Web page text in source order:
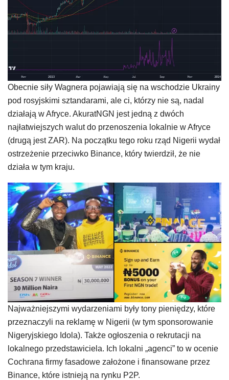
Obecnie siły Wagnera pojawiają się na wschodzie Ukrainy
pod rosyjskimi sztandarami, ale ci, którzy nie są, nadal
działają w Afryce. AkuratNGN jest jedną z dwóch
najłatwiejszych walut do przenoszenia lokalnie w Afryce
(drugą jest ZAR). Na początku tego roku rząd Nigerii wydał
ostrzeżenie przeciwko Binance, który twierdził, że nie
działa w tym kraju.
Najważniejszymi wydarzeniami były tony pieniędzy, które
przeznaczyli na reklamę w Nigerii (w tym sponsorowanie
Nigeryjskiego Idola). Także ogłoszenia o rekrutacji na
lokalnego przedstawiciela. Ich lokalni „agenci” to w ocenie
Cochrana firmy fasadowe założone i finansowane przez
Binance, które istnieją na rynku P2P.